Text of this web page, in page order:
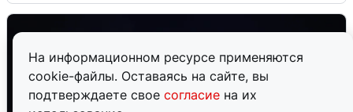
На информационном ресурсе применяются
cookie-файлы. Оставаясь на сайте, вы
подтверждаете свое согласие на их